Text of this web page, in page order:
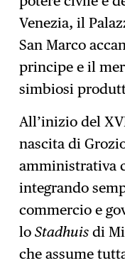
Venezia, il
San Marco
principe e il
simbiosi
All’inizio del
nascita di
amministrativa
integrando
commercio e
loStadhuis di
che assume